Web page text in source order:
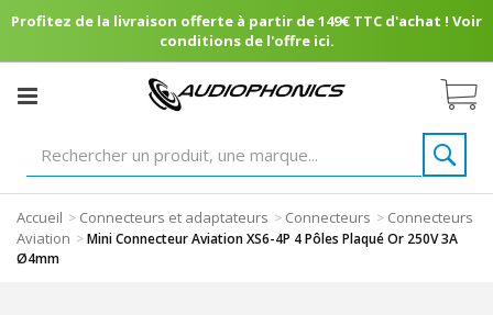
Profitez de la livraison offerte à partir de 149€ TTC d'achat ! Voir
conditions de l'offre ici.
Accueil > Connecteurs et adaptateurs > Connecteurs > Connecteurs
Aviation >Mini Connecteur Aviation XS6-4P 4 Pôles Plaqué Or 250V 3A
Ø4mm